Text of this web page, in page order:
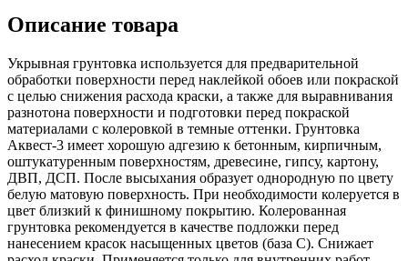
Описание товара
Укрывная грунтовка используется для предварительной
обработки поверхности перед наклейкой обоев или покраской
с целью снижения расхода краски, а также для выравнивания
разнотона поверхности и подготовки перед покраской
материалами с колеровкой в темные оттенки. Грунтовка
Аквест-3 имеет хорошую адгезию к бетонным, кирпичным,
оштукатуренным поверхностям, древесине, гипсу, картону,
ДВП, ДСП. После высыхания образует однородную по цвету
белую матовую поверхность. При необходимости колеруется в
цвет близкий к финишному покрытию. Колерованная
грунтовка рекомендуется в качестве подложки перед
нанесением красок насыщенных цветов (база С). Снижает